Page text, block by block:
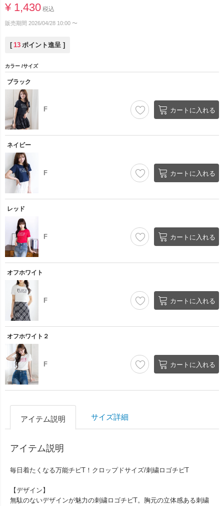
¥ 1,430 税込
販売期間 2026/04/28 10:00 〜
[ 13 ポイント進呈 ]
カラー サイズ
ブラック
F カートに入れる
ネイビー
F カートに入れる
レッド
F カートに入れる
オフホワイト
F カートに入れる
オフホワイト２
F カートに入れる
アイテム説明 サイズ詳細
アイテム説明
毎日着たくなる万能チビT！クロップドサイズ/刺繍ロゴチビT
【デザイン】
無駄のないデザインが魅力の刺繍ロゴチビT。胸元の立体感ある刺繍